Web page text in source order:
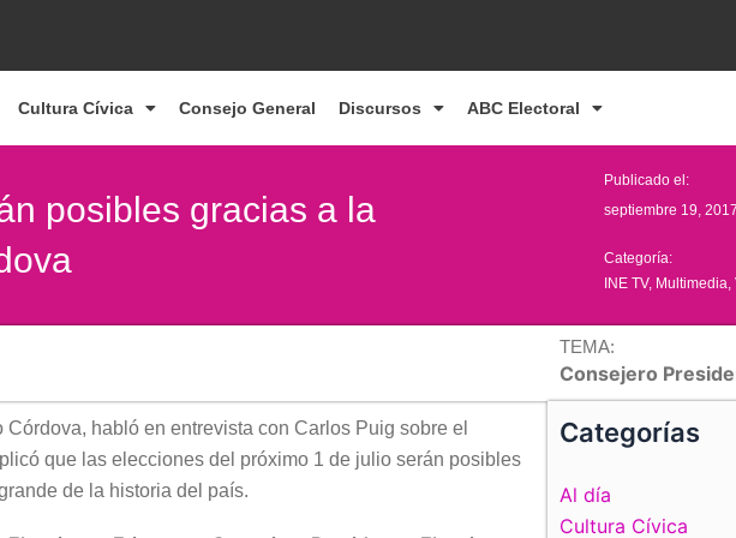
Cultura Cívica Consejo General Discursos ABC Electoral
posibles gracias a la
Publicado el:
septiembre 19, 2017
Categoría:
INE TV, Multimedia ,
TEMA:
Consejero
habló en entrevista con Carlos Puig sobre el
que las elecciones del próximo 1 de julio serán posibles
de la historia del país.
Categorías
Al día
Cultura Cívica